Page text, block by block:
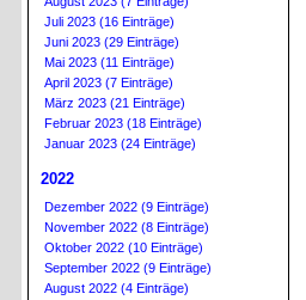
Juli 2023 (16 Einträge)
Juni 2023 (29 Einträge)
Mai 2023 (11 Einträge)
April 2023 (7 Einträge)
März 2023 (21 Einträge)
Februar 2023 (18 Einträge)
Januar 2023 (24 Einträge)
2022
Dezember 2022 (9 Einträge)
November 2022 (8 Einträge)
Oktober 2022 (10 Einträge)
September 2022 (9 Einträge)
August 2022 (4 Einträge)